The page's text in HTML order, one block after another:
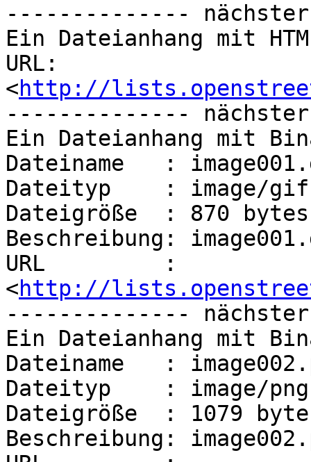
--------------
Ein Dateianhang mit
URL:
<http://
--------------
Ein Dateianhang mit
Dateiname   :
Dateityp    : image/gif
Dateigröße  : 870 bytes
Beschreibung:
URL         :
<http://
--------------
Ein Dateianhang mit
Dateiname   :
Dateityp    : image/png
Dateigröße  : 1079
Beschreibung: